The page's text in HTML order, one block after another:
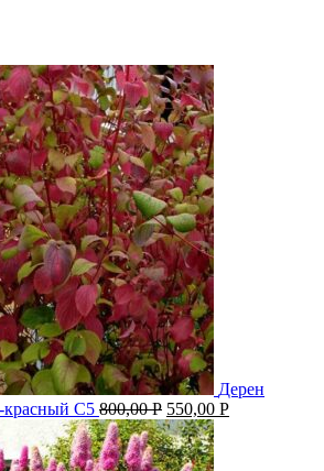
Дерен
красный С5 800,00Р 550,00 Р